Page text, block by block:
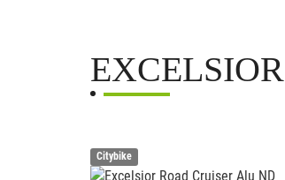
EXCELSIOR
Citybike